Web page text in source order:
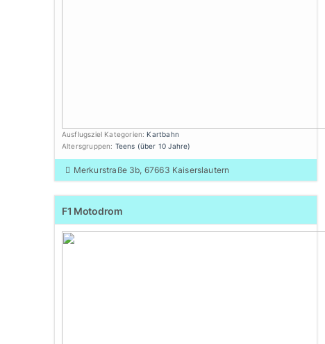
Ausflugsziel Kategorien:Kartbahn
Altersgruppen: Teens (über 10 Jahre)
Merkurstraße 3b, 67663 Kaiserslautern
F1 Motodrom